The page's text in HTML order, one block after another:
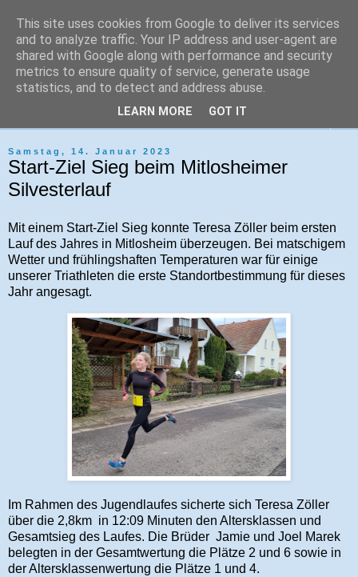
Tri-Sport Saar-Hochwald
Verein für Ausdauersport und Triathlon
Samstag, 14. Januar 2023
Start-Ziel Sieg beim Mitlosheimer
Silvesterlauf
Mit einem Start-Ziel Sieg konnte Teresa Zöller beim ersten
Lauf des Jahres in Mitlosheim überzeugen. Bei matschigem
Wetter und frühlingshaften Temperaturen war für einige
unserer Triathleten die erste Standortbestimmung für dieses
Jahr angesagt.
Im Rahmen des Jugendlaufes sicherte sich Teresa Zöller
über die 2,8km in 12:09 Minuten den Altersklassen und
Gesamtsieg des Laufes. Die Brüder Jamie und Joel Marek
belegten in der Gesamtwertung die Plätze 2 und 6 sowie in
der Altersklassenwertung die Plätze 1 und 4.
This site uses cookies from Google to deliver its services
and to analyze traffic. Your IP address and user-agent are
shared with Google along with performance and security
metrics to ensure quality of service, generate usage
statistics, and to detect and address abuse.
LEARN MORE GOT IT